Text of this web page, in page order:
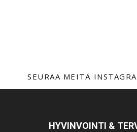
SEURAA MEITÄ
HYVINVOINTI &